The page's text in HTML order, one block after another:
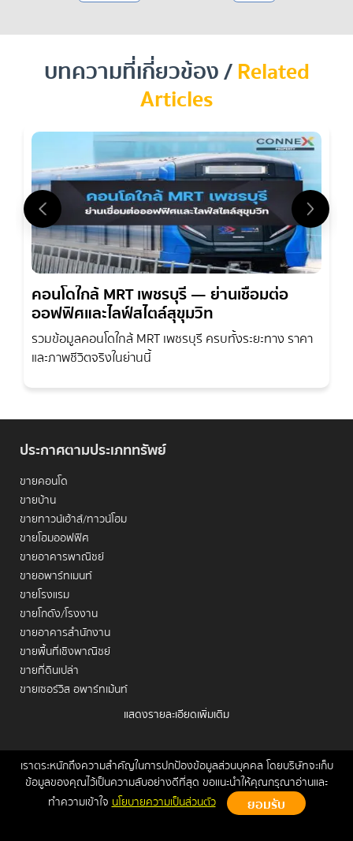
เราตระหนักถึงความสำคัญในการปกป้องข้อมูลส่วนบุคคล โดยบริษัทจะเก็บ
ข้อมูลของคุณไว้เป็นความลับอย่างดีที่สุด ขอแนะนำให้คุณกรุณาอ่านและ
ทำความเข้าใจนโยบายความเป็นส่วนตัว
บทความที่เกี่ยวข้อง /Related
Articles
คอนโดใกล้ MRT เพชรบุรี — ย่านเชื่อมต่อ
ออฟฟิศและไลฟ์สไตล์สุขุมวิท
รวมข้อมูลคอนโดใกล้ MRT เพชรบุรี ครบทั้งระยะทาง ราคา
และภาพชีวิตจริงในย่านนี้
ประกาศตามประเภททรัพย์
ขายคอนโด
ขายบ้าน
ขายทาวน์เฮ้าส์/ทาวน์โฮม
ขายโฮมออฟฟิศ
ขายอาคารพาณิชย์
ขายอพาร์ทเมนท์
ขายโรงแรม
ขายโกดัง/โรงงาน
ขายอาคารสำนักงาน
ขายพื้นที่เชิงพาณิชย์
ขายที่ดินเปล่า
ขายเซอร์วิส อพาร์ทเม้นท์
เช่าบ้าน
เช่าทาวน์เฮ้าส์/ทาวน์โฮม
เช่าโฮมออฟฟิศ
เช่าอาคารพาณิชย์
แสดงรายละเอียดเพิ่มเติม
หน้าหลัก ขาย เช่า ฝากขาย/เช่า ข่าวสาร ติดต่อเรา
Site
Map
Copyrights © 2026, Connex Property